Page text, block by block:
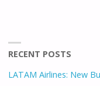
RECENT POSTS
LATAM Airlines: New